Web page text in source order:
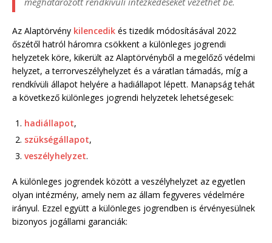
Az Alaptörvény kilencedik és tizedik módosításával 2022
őszétől hatról háromra csökkent a különleges jogrendi
helyzetek köre, kikerült az Alaptörvényből a megelőző védelmi
helyzet, a terrorveszélyhelyzet és a váratlan támadás, míg a
rendkívüli állapot helyére a hadiállapot lépett. Manapság tehát
a következő különleges jogrendi helyzetek lehetségesek:
hadiállapot,
szükségállapot,
veszélyhelyzet.
A különleges jogrendek között a veszélyhelyzet az egyetlen
olyan intézmény, amely nem az állam fegyveres védelmére
irányul. Ezzel együtt a különleges jogrendben is érvényesülnek
bizonyos jogállami garanciák: